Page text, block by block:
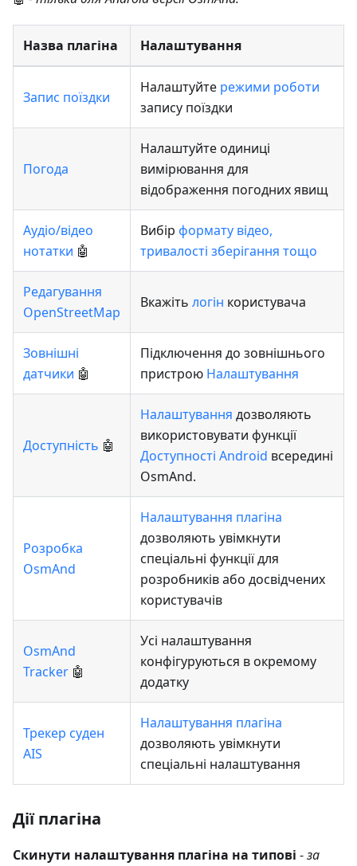
Назва плагіна Налаштування
Запис поїздки
Налаштуйте режими роботи
запису поїздки
Погода
Налаштуйте одиниці
вимірювання для
відображення погодних явищ
Аудіо/відео
нотатки 🤖
Вибір формату відео,
тривалості зберігання тощо
Редагування
OpenStreetMap
Вкажіть логін користувача
Зовнішні
датчики 🤖
Підключення до зовнішнього
пристрою Налаштування
Доступність 🤖
Налаштування дозволяють
використовувати функції
Доступності Android всередині
OsmAnd.
Розробка
OsmAnd
Налаштування плагіна
дозволяють увімкнути
спеціальні функції для
розробників або досвідчених
користувачів
OsmAnd
Tracker 🤖
Усі налаштування
конфігуруються в окремому
додатку
Трекер суден
AIS
Налаштування плагіна
дозволяють увімкнути
спеціальні налаштування
Дії плагіна
Скинути налаштування плагіна на типові -за